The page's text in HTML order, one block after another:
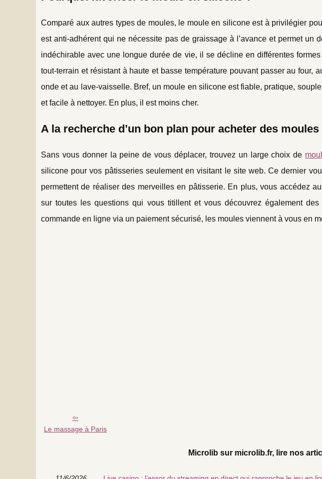
Comparé aux autres types de moules, le moule en silicone est à privilégier
est anti-adhérent qui ne nécessite pas de graissage à l’avance et permet un
indéchirable avec une longue durée de vie, il se décline en différentes
tout-terrain et résistant à haute et basse température pouvant passer au four,
onde et au lave-vaisselle. Bref, un moule en silicone est fiable, pratique,
et facile à nettoyer. En plus, il est moins cher.
A la recherche d’un bon plan pour acheter des
Sans vous donner la peine de vous déplacer, trouvez un large choix de
silicone pour vos pâtisseries seulement en visitant le site web. Ce dernier
permettent de réaliser des merveilles en pâtisserie. En plus, vous accédez
sur toutes les questions qui vous titillent et vous découvrez également
commande en ligne via un paiement sécurisé, les moules viennent à vous en
Le massage à Paris
Microlib sur microlib.fr, lire nos